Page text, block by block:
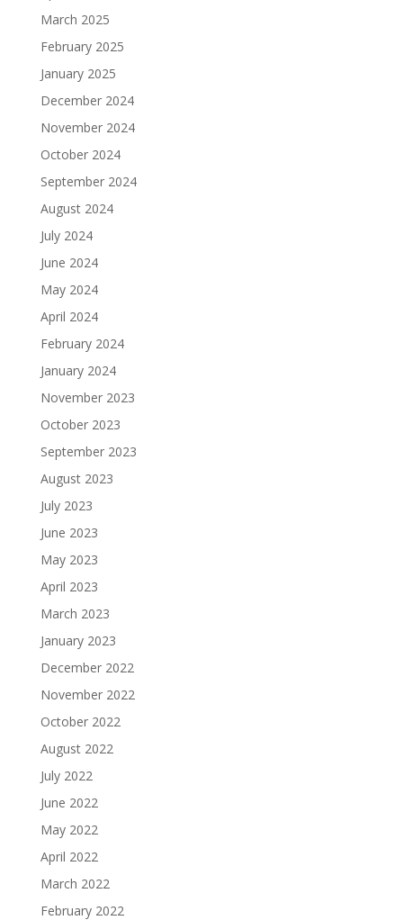
March 2025
February 2025
January 2025
December 2024
November 2024
October 2024
September 2024
August 2024
July 2024
June 2024
May 2024
April 2024
February 2024
January 2024
November 2023
October 2023
September 2023
August 2023
July 2023
June 2023
May 2023
April 2023
March 2023
January 2023
December 2022
November 2022
October 2022
August 2022
July 2022
June 2022
May 2022
April 2022
March 2022
February 2022